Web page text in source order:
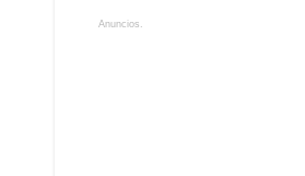
Anuncios.